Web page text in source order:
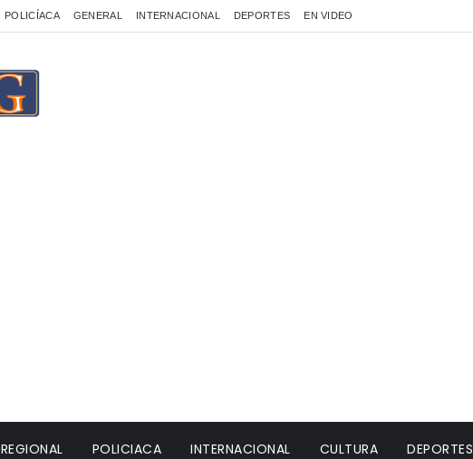
POLICÍACA GENERAL INTERNACIONAL DEPORTES EN VIDEO
REGIONAL POLICIACA INTERNACIONAL CULTURA DEPORTES